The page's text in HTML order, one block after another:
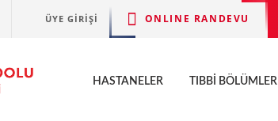
ÜYE GIRIŞI ONLINE RANDEVU
HASTANELER TIBBI BÖLÜMLER